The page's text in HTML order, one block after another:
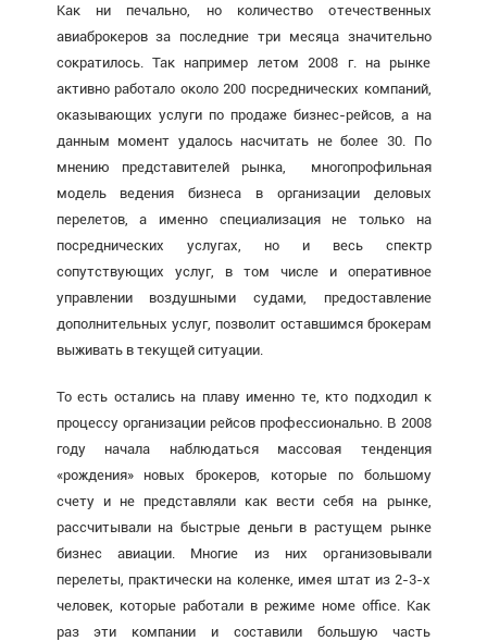
Как ни печально, но количество отечественных
авиаброкеров за последние три месяца значительно
сократилось. Так например летом 2008 г. на рынке
активно работало около 200 посреднических компаний,
оказывающих услуги по продаже бизнес-рейсов, а на
данным момент удалось насчитать не более 30. По
мнению представителей рынка, многопрофильная
модель ведения бизнеса в организации деловых
перелетов, а именно специализация не только на
посреднических услугах, но и весь спектр
сопутствующих услуг, в том числе и оперативное
управлении воздушными судами, предоставление
дополнительных услуг, позволит оставшимся брокерам
выживать в текущей ситуации.
То есть остались на плаву именно те, кто подходил к
процессу организации рейсов профессионально. В 2008
году начала наблюдаться массовая тенденция
«рождения» новых брокеров, которые по большому
счету и не представляли как вести себя на рынке,
рассчитывали на быстрые деньги в растущем рынке
бизнес авиации. Многие из них организовывали
перелеты, практически на коленке, имея штат из 2-3-х
человек, которые работали в режиме номе office. Как
раз эти компании и составили большую часть